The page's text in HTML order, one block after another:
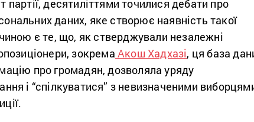
партії, десятиліттями точилися дебати про
даних, яке створює наявність такої
є те, що, як стверджували незалежні
зокрема Акош Хадхазі, ця база
про громадян, дозволяла уряду
і “спілкуватися” з невизначеними